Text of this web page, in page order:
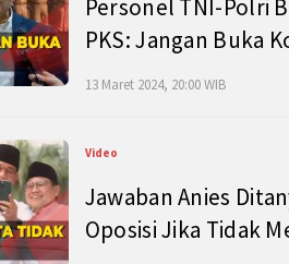
Personel TNI-Polri
PKS: Jangan Buka
13 Maret 2024, 20:00 WIB
Video
Jawaban Anies
Oposisi Jika Tidak